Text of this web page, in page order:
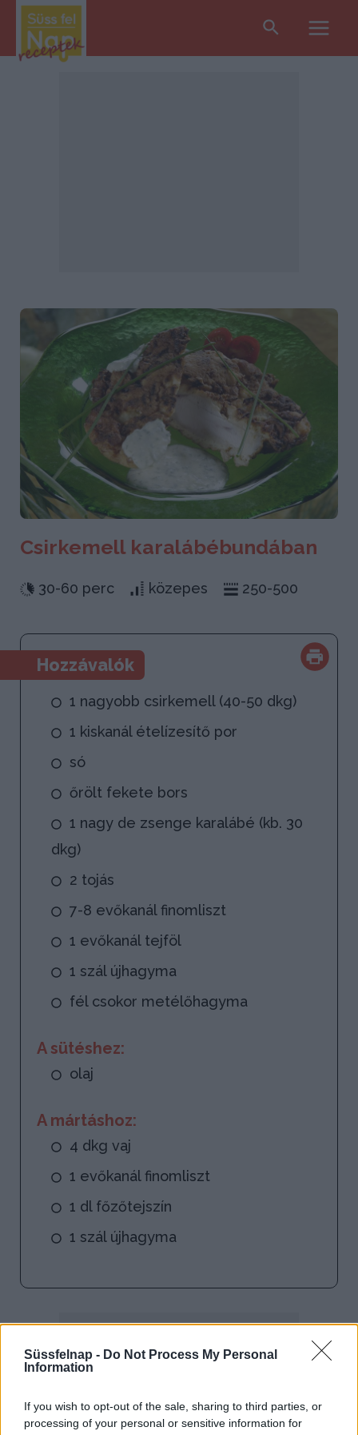
Süssfelnap - Do Not Process My Personal
Information
If you wish to opt-out of the sale, sharing to third parties, or
processing of your personal or sensitive information for
Search
Csirkemell karalábébundában
30-60 perc közepes 250-500
Hozzávalók
1 nagyobb csirkemell (40-50 dkg)
1 kiskanál ételízesítő por
só
őrölt fekete bors
1 nagy de zsenge karalábé (kb. 30
dkg)
2 tojás
7-8 evőkanál finomliszt
1 evőkanál tejföl
1 szál újhagyma
fél csokor metélőhagyma
A sütéshez:
olaj
A mártáshoz:
4 dkg vaj
1 evőkanál finomliszt
1 dl főzőtejszín
1 szál újhagyma